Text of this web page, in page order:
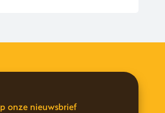
onze nieuwsbrief